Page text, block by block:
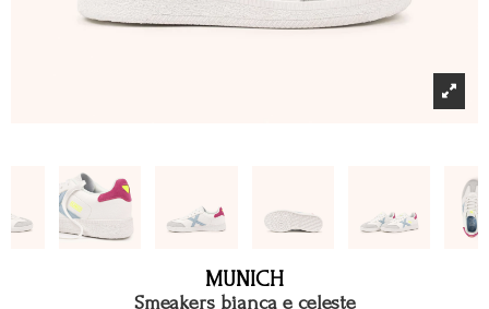
Smeakers bianca e celeste
MUNICH